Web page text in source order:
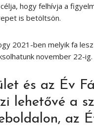
hogy felhívja a
is betöltsön.
2021-ben melyik fa
november 22-ig.
és az Év
lehetővé a
az